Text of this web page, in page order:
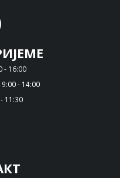
- 16:00
- 14:00
11:30